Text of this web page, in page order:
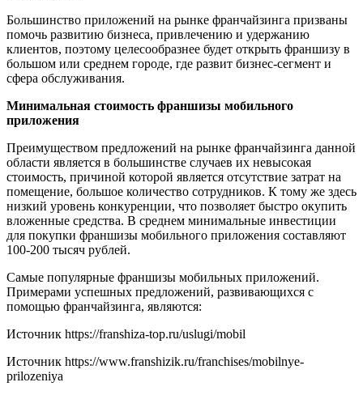
Большинство приложений на рынке франчайзинга призваны
помочь развитию бизнеса, привлечению и удержанию
клиентов, поэтому целесообразнее будет открыть франшизу в
большом или среднем городе, где развит бизнес-сегмент и
сфера обслуживания.
Минимальная стоимость франшизы мобильного
приложения
Преимуществом предложений на рынке франчайзинга данной
области является в большинстве случаев их невысокая
стоимость, причиной которой является отсутствие затрат на
помещение, большое количество сотрудников. К тому же здесь
низкий уровень конкуренции, что позволяет быстро окупить
вложенные средства. В среднем минимальные инвестиции
для покупки франшизы мобильного приложения составляют
100-200 тысяч рублей.
Самые популярные франшизы мобильных приложений.
Примерами успешных предложений, развивающихся с
помощью франчайзинга, являются:
Источник https://franshiza-top.ru/uslugi/mobil
Источник https://www.franshizik.ru/franchises/mobilnye-
prilozeniya